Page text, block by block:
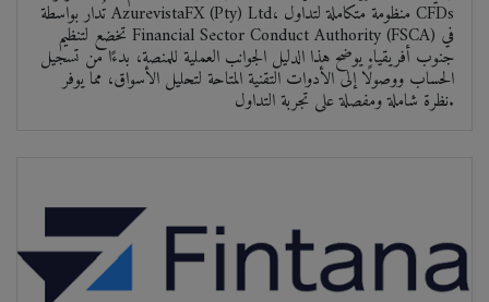
تُدار بواسطة AzurevistaFX (Pty) Ltd، منظومة متكاملة لتداول CFDs
تخضع لتنظيم Financial Sector Conduct Authority (FSCA) في
جنوب أفريقيا. يوضح هذا الدليل الجوانب العملية للمنصة، بدءًا من تسجيل
الحساب ووصولًا إلى الأدوات التقنية المتاحة لتحليل الأسواق، مما يوفر
نظرة شاملة ومفصلة على تجربة التداول.